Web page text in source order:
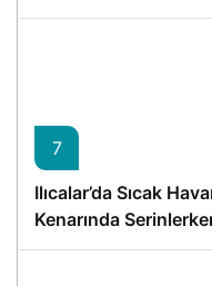
7
Ilıcalar’da Sıcak
Kenarında